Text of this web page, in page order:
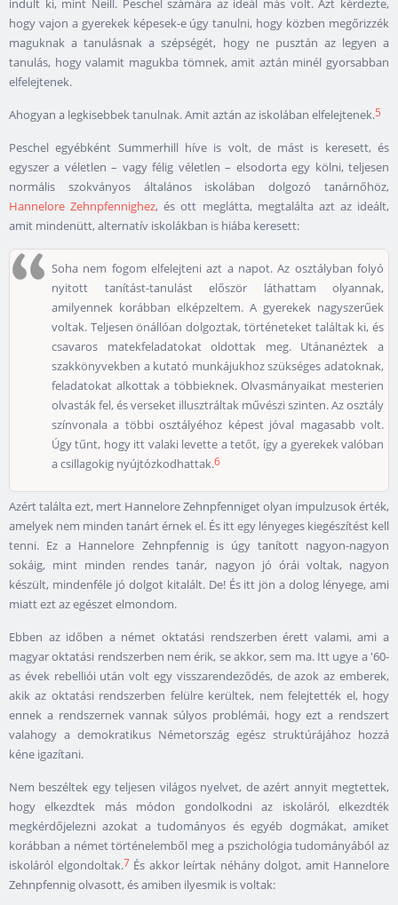
indult ki, mint Neill. Peschel számára az ideál más volt. Azt kérdezte,
hogy vajon a gyerekek képesek-e úgy tanulni, hogy közben megőrizzék
maguknak a tanulásnak a szépségét, hogy ne pusztán az legyen a
tanulás, hogy valamit magukba tömnek, amit aztán minél gyorsabban
elfelejtenek.
Ahogyan a legkisebbek tanulnak. Amit aztán az iskolában elfelejtenek.5
Peschel egyébként Summerhill híve is volt, de mást is keresett, és
egyszer a véletlen – vagy félig véletlen – elsodorta egy kölni, teljesen
normális szokványos általános iskolában dolgozó tanárnőhöz,
Hannelore Zehnpfennighez, és ott meglátta, megtalálta azt az ideált,
amit mindenütt, alternatív iskolákban is hiába keresett:
Soha nem fogom elfelejteni azt a napot. Az osztályban folyó
nyitott tanítást-tanulást először láthattam olyannak,
amilyennek korábban elképzeltem. A gyerekek nagyszerűek
voltak. Teljesen önállóan dolgoztak, történeteket találtak ki, és
csavaros matekfeladatokat oldottak meg. Utánanéztek a
szakkönyvekben a kutató munkájukhoz szükséges adatoknak,
feladatokat alkottak a többieknek. Olvasmányaikat mesterien
olvasták fel, és verseket illusztráltak művészi szinten. Az osztály
színvonala a többi osztályéhoz képest jóval magasabb volt.
Úgy tűnt, hogy itt valaki levette a tetőt, így a gyerekek valóban
a csillagokig nyújtózkodhattak.6
Azért találta ezt, mert Hannelore Zehnpfenniget olyan impulzusok érték,
amelyek nem minden tanárt érnek el. És itt egy lényeges kiegészítést kell
tenni. Ez a Hannelore Zehnpfennig is úgy tanított nagyon-nagyon
sokáig, mint minden rendes tanár, nagyon jó órái voltak, nagyon
készült, mindenféle jó dolgot kitalált. De! És itt jön a dolog lényege, ami
miatt ezt az egészet elmondom.
Ebben az időben a német oktatási rendszerben érett valami, ami a
magyar oktatási rendszerben nem érik, se akkor, sem ma. Itt ugye a '60-
as évek rebelliói után volt egy visszarendeződés, de azok az emberek,
akik az oktatási rendszerben felülre kerültek, nem felejtették el, hogy
ennek a rendszernek vannak súlyos problémái, hogy ezt a rendszert
valahogy a demokratikus Németország egész struktúrájához hozzá
kéne igazítani.
Nem beszéltek egy teljesen világos nyelvet, de azért annyit megtettek,
hogy elkezdtek más módon gondolkodni az iskoláról, elkezdték
megkérdőjelezni azokat a tudományos és egyéb dogmákat, amiket
korábban a német történelemből meg a pszichológia tudományából az
iskoláról elgondoltak.7És akkor leírtak néhány dolgot, amit Hannelore
Zehnpfennig olvasott, és amiben ilyesmik is voltak: